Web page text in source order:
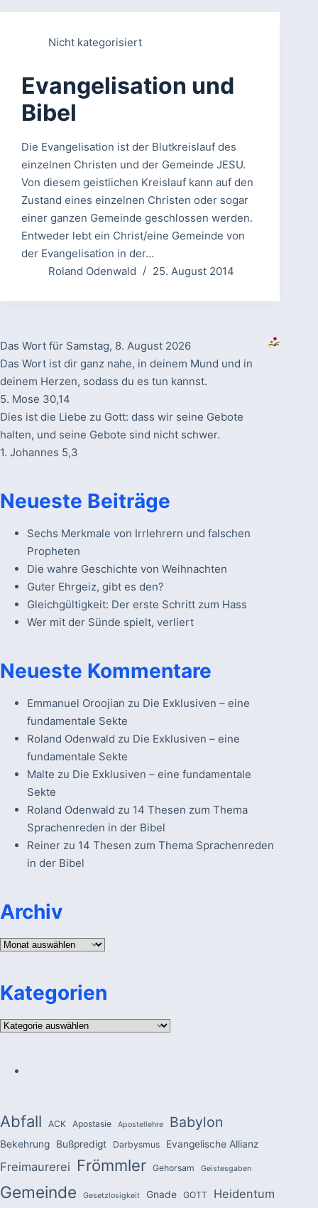
Nicht kategorisiert
Evangelisation und
Bibel
Die Evangelisation ist der Blutkreislauf des
einzelnen Christen und der Gemeinde JESU.
Von diesem geistlichen Kreislauf kann auf den
Zustand eines einzelnen Christen oder sogar
einer ganzen Gemeinde geschlossen werden.
Entweder lebt ein Christ/eine Gemeinde von
der Evangelisation in der…
Roland Odenwald
25. August 2014
Das Wort für Samstag, 8. August 2026
Das Wort ist dir ganz nahe, in deinem Mund und in
deinem Herzen, sodass du es tun kannst.
5. Mose 30,14
Dies ist die Liebe zu Gott: dass wir seine Gebote
halten, und seine Gebote sind nicht schwer.
1. Johannes 5,3
Neueste Beiträge
Sechs Merkmale von Irrlehrern und falschen
Propheten
Die wahre Geschichte von Weihnachten
Guter Ehrgeiz, gibt es den?
Gleichgültigkeit: Der erste Schritt zum Hass
Wer mit der Sünde spielt, verliert
Neueste Kommentare
Emmanuel Oroojian zu Die Exklusiven – eine
fundamentale Sekte
Roland Odenwald zu Die Exklusiven – eine
fundamentale Sekte
Malte zu Die Exklusiven – eine fundamentale
Sekte
Roland Odenwald zu 14 Thesen zum Thema
Sprachenreden in der Bibel
Reinerzu 14 Thesen zum Thema Sprachenreden
in der Bibel
Archiv
Archiv
Kategorien
Kategorien
Abfall ACK Apostasie Apostellehre Babylon
Bekehrung Bußpredigt Darbysmus Evangelische Allianz
Freimaurerei Frömmler Gehorsam Geistesgaben
Gemeinde Gesetzlosigkeit Gnade GOTT Heidentum